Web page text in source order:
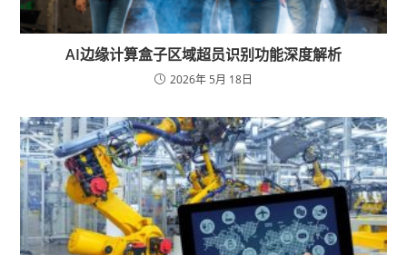
AI边缘计算盒子区域超员识别功能深度解析
2026年 5月 18日